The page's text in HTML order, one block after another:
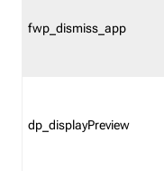
fwp_dismiss_app
dp_displayPreview